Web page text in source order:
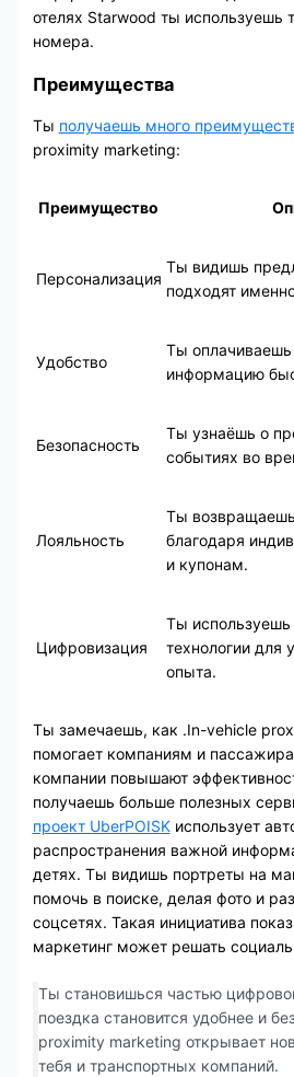
отелях Starwood ты используешь
номера.
Преимущества
Ты получаешь много
proximity marketing:
Преимущество
Персонализация
Ты видишь
подходят
Удобство
Ты оплачиваешь
информацию
Безопасность
Ты узнаёшь о
событиях во
Лояльность
Ты
благодаря
и купонам.
Цифровизация
Ты
технологии для
опыта.
Ты замечаешь, как .In-vehicle
помогает компаниям и
компании повышают
получаешь больше полезных
проект UberPOISKиспользует
распространения важной
детях. Ты видишь портреты на
помочь в поиске, делая фото и
соцсетях. Такая инициатива
маркетинг может решать
Ты становишься частью
поездка становится удобнее и
proximity marketing открывает
тебя и транспортных компаний.